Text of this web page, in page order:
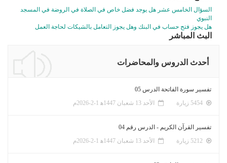
السؤال الخامس عشر هل يوجد فضل خاص في الصلاة في الروضة في المسجد
النبوي
هل يجوز فتح حساب في البنك وهل يجوز التعامل بالشيكات لحاجة العمل
البث المباشر
أحدث الدروس والمحاضرات
تفسير سورة الفاتحة الدرس 05
الأحد 13 شعبان 1447ﻫ 1-2-2026م
تفسير القرآن الكريم - الدرس رقم 04
الأحد 13 شعبان 1447ﻫ 1-2-2026م